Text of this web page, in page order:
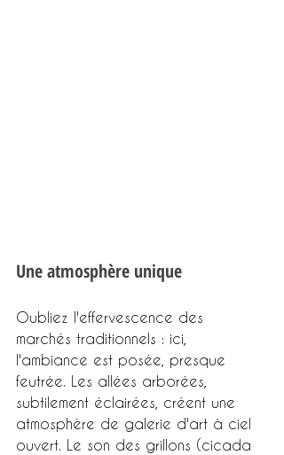
Une atmosphère unique
Oubliez l'effervescence des
marchés traditionnels : ici,
l'ambiance est posée, presque
feutrée. Les allées arborées,
subtilement éclairées, créent une
atmosphère de galerie d'art à ciel
ouvert. Le son des grillons (cicada